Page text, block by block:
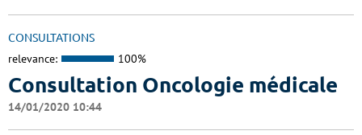
CONSULTATIONS
relevance: 100%
Consultation Oncologie médicale
14/01/2020 10:44